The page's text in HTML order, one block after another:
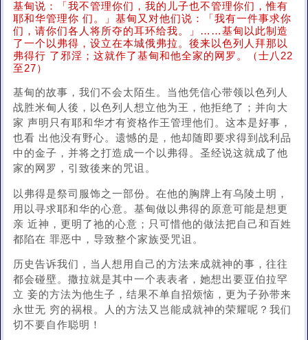
基甸说：「我不管理你们，我的儿子也不管理你们，惟有
耶和华管理你 们。」基甸又对他们说：「我有一件事求你
们，请你们各人将所夺的耳环给我。」……基甸以此制造
了一个以弗得，设立在本城俄弗拉。後来以色列人拜那以
弗得行 了邪淫；这就作了基甸和他全家的网罗。（士八22
至27）
基甸的故事，我们不会太陌生。当他凭信心带领以色列人
战胜米甸人後，以色列人想立他为王，他拒绝了；并向大
家 声明只有耶和华才有资格作王管理他们。这本是好事，
也看 出他没有野心。遗憾的是，他却随即要求得到战利品
中的金子，并将之打造成一个以弗得。圣经说这就成了他
家的网罗，引致後来的咒诅。
以弗得是祭司服饰之一部份。在他的胸牌上有乌陵土明，
用以寻求耶和华的心意。基甸做以弗得的原意可能是想更
亲 近神，更明了祂的心意；只可惜他的做法把自己和百姓
都陷在 罪恶中，导致整个家族受咒诅。
历史告诉我们，当人想用自己的方法来成就神的事，往往
都会碰壁。撒拉就是其中一个表表者，她想出要亚伯拉罕
立 妾的方法为他生子，结果不单自招烦恼，更为子孙带来
永世无 穷的祸根。人的方法又岂能成就神的荣耀呢？我们
切不要自作聪明！